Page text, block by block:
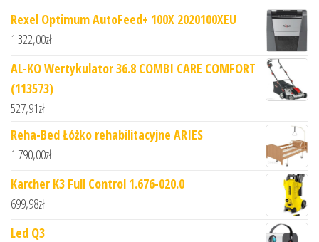
Rexel Optimum AutoFeed+ 100X 2020100XEU
1 322,00zł
AL-KO Wertykulator 36.8 COMBI CARE COMFORT
(113573)
527,91zł
Reha-Bed Łóżko rehabilitacyjne ARIES
1 790,00zł
Karcher K3 Full Control 1.676-020.0
699,98zł
Led Q3